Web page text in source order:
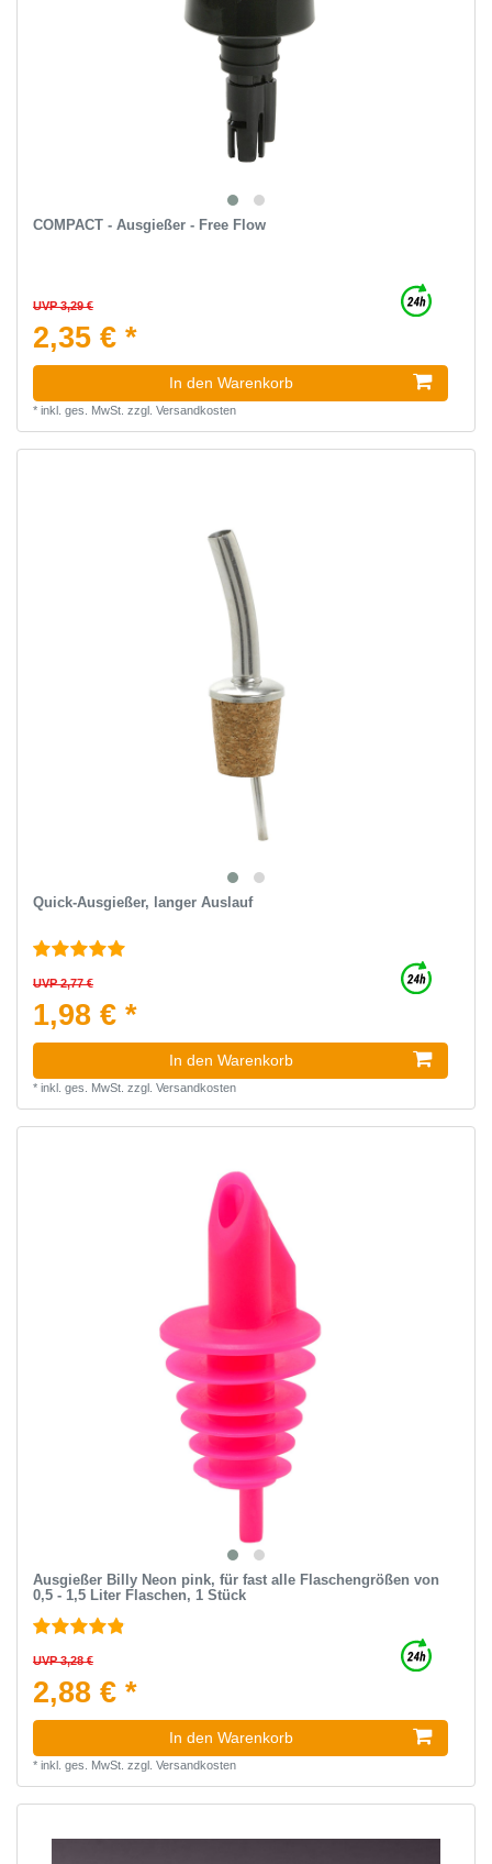
COMPACT - Ausgießer - Free Flow
UVP 3,29 €
2,35 € *
In den Warenkorb
* inkl. ges. MwSt. zzgl. Versandkosten
Quick-Ausgießer, langer Auslauf
UVP 2,77 €
1,98 € *
In den Warenkorb
* inkl. ges. MwSt. zzgl. Versandkosten
Ausgießer Billy Neon pink, für fast alle Flaschengrößen von
0,5 - 1,5 Liter Flaschen, 1 Stück
UVP 3,28 €
2,88 € *
In den Warenkorb
* inkl. ges. MwSt. zzgl. Versandkosten